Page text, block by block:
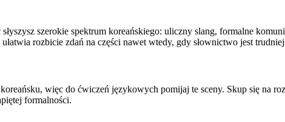
szerokie spektrum koreańskiego: uliczny slang, formalne
rozbicie zdań na części nawet wtedy, gdy słownictwo jest
więc do ćwiczeń językowych pomijaj te sceny. Skup się na
formalności.